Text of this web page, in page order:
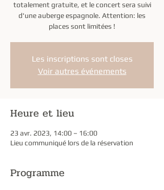
totalement gratuite, et le concert sera suivi
d'une auberge espagnole. Attention: les
places sont limitées !
Les inscriptions sont closes
Voir autres événements
Heure et lieu
23 avr. 2023, 14:00 – 16:00
Lieu communiqué lors de la réservation
Programme